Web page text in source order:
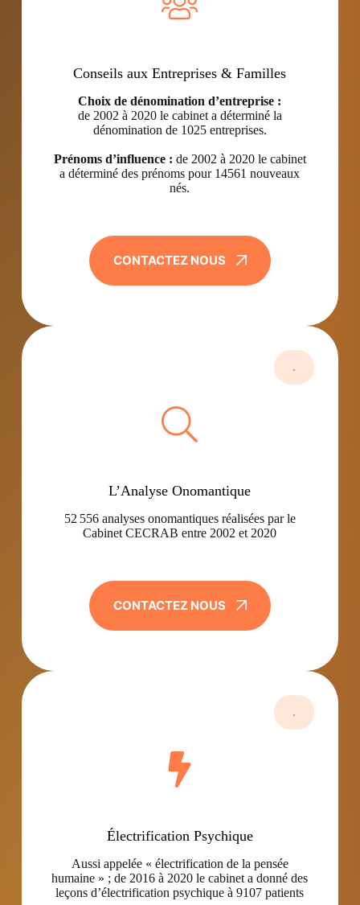
Conseils aux Entreprises & Familles
Choix de dénomination d’entreprise :
de 2002 à 2020 le cabinet a déterminé la
dénomination de 1025 entreprises.
Prénoms d’influence : de 2002 à 2020 le cabinet
a déterminé des prénoms pour 14561 nouveaux
nés.
CONTACTEZ NOUS
.
L’Analyse Onomantique
52 556 analyses onomantiques réalisées par le
Cabinet CECRAB entre 2002 et 2020
CONTACTEZ NOUS
.
Électrification Psychique
Aussi appelée « électrification de la pensée
humaine » ; de 2016 à 2020 le cabinet a donné des
leçons d’électrification psychique à 9107 patients